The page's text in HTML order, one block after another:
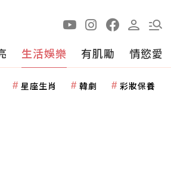
生活娛樂 有肌勵 情慾愛
星座生肖 韓劇 彩妝保養